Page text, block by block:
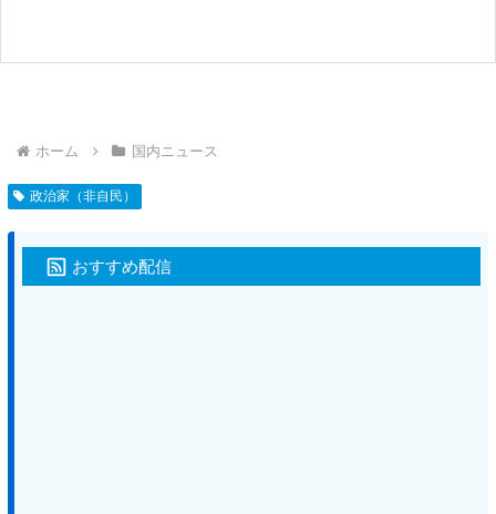
ホーム 国内ニュース
政治家（非自民）
おすすめ配信